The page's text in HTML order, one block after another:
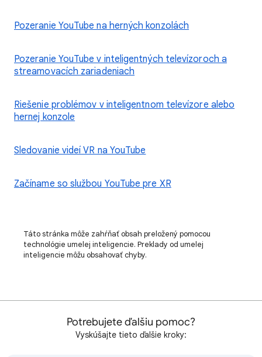
Pozeranie YouTube na herných konzolách
Pozeranie YouTube v inteligentných televízoroch a
streamovacích zariadeniach
Riešenie problémov v inteligentnom televízore alebo
hernej konzole
Sledovanie videí VR na YouTube
Začíname so službou YouTube pre XR
Táto stránka môže zahŕňať obsah preložený pomocou
technológie umelej inteligencie. Preklady od umelej
inteligencie môžu obsahovať chyby.
Potrebujete ďalšiu pomoc?
Vyskúšajte tieto ďalšie kroky: